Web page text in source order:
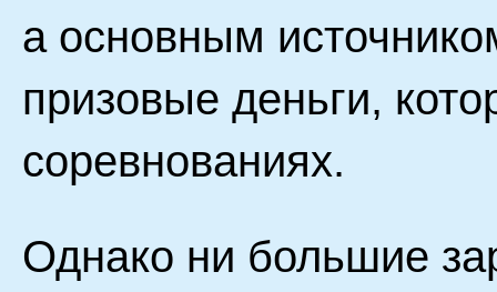
а основным
призовые деньги,
соревнованиях.
Однако ни большие